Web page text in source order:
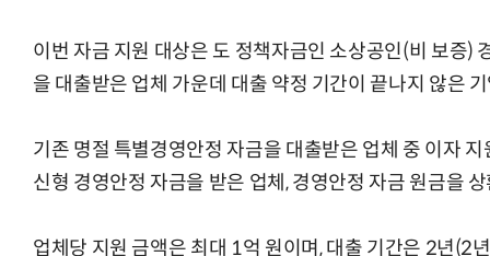
이번 자금 지원 대상은 도 정책자금인 소상공인(비 보증)
을 대출받은 업체 가운데 대출 약정 기간이 끝나지 않은
기존 명절 특별경영안정 자금을 대출받은 업체 중 이자
신형 경영안정 자금을 받은 업체, 경영안정 자금 원금을
업체당 지원 금액은 최대 1억 원이며, 대출 기간은 2년(2